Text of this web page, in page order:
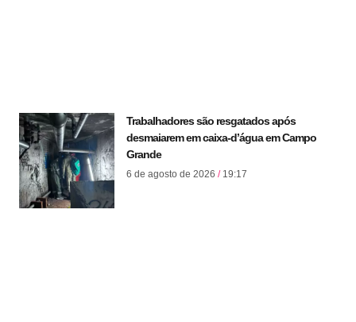
Trabalhadores são resgatados após
desmaiarem em caixa-d’água em Campo
Grande
6 de agosto de 2026 19:17